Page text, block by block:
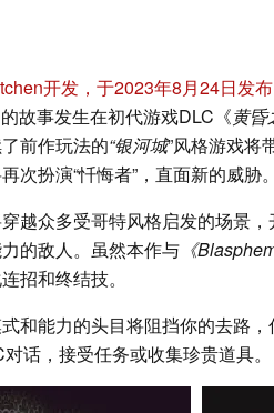
开发，于2023年8月24日发布
故事发生在初代游戏DLC《黄昏
前作玩法的“银河城”风格游戏将
次扮演“忏悔者”，直面新的威胁。
越众多受哥特风格启发的场景
的敌人。虽然本作与 《
招和终结技。
和能力的头目将阻挡你的去路
话，接受任务或收集珍贵道具。